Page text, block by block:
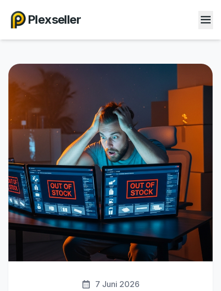
Plexseller
7 Juni 2026